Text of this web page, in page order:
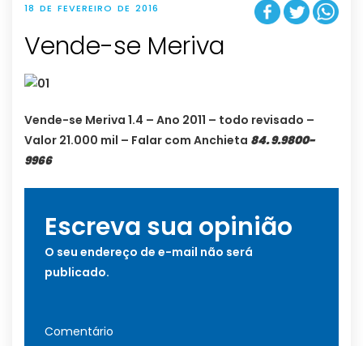
18 DE FEVEREIRO DE 2016
Vende-se Meriva
Vende-se Meriva 1.4 – Ano 2011 – todo revisado –
Valor 21.000 mil – Falar com Anchieta 84. 9.9800-
9966
Escreva sua opinião
O seu endereço de e-mail não será
publicado.
Comentário